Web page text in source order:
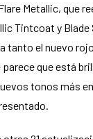
Metallic, que
Tintcoat y Blade
tanto el nuevo
parece que está
tonos más